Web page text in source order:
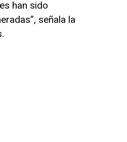
han sido
señala la